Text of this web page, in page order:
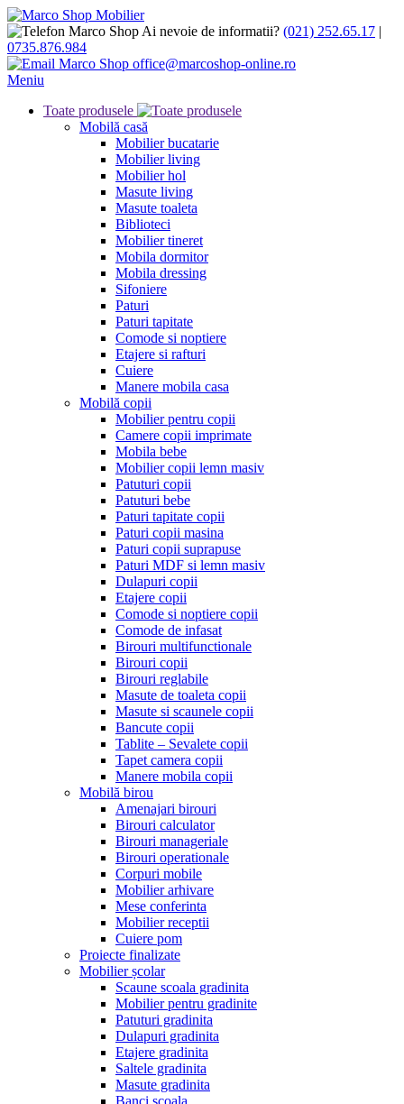
Ai nevoie de informatii? (021) 252.65.17 |
0735.876.984
office@marcoshop-online.ro
Meniu
Toate produsele
Mobilă casă
Mobilier bucatarie
Mobilier living
Mobilier hol
Masute living
Masute toaleta
Biblioteci
Mobilier tineret
Mobila dormitor
Mobila dressing
Sifoniere
Paturi
Paturi tapitate
Comode si noptiere
Etajere si rafturi
Cuiere
Manere mobila casa
Mobilă copii
Mobilier pentru copii
Camere copii imprimate
Mobila bebe
Mobilier copii lemn masiv
Patuturi copii
Patuturi bebe
Paturi tapitate copii
Paturi copii masina
Paturi copii suprapuse
Paturi MDF si lemn masiv
Dulapuri copii
Etajere copii
Comode si noptiere copii
Comode de infasat
Birouri multifunctionale
Birouri copii
Birouri reglabile
Masute de toaleta copii
Masute si scaunele copii
Bancute copii
Tablite – Sevalete copii
Tapet camera copii
Manere mobila copii
Mobilă birou
Amenajari birouri
Birouri calculator
Birouri manageriale
Birouri operationale
Corpuri mobile
Mobilier arhivare
Mese conferinta
Mobilier receptii
Cuiere pom
Proiecte finalizate
Mobilier școlar
Scaune scoala gradinita
Mobilier pentru gradinite
Patuturi gradinita
Dulapuri gradinita
Etajere gradinita
Saltele gradinita
Masute gradinita
Banci scoala